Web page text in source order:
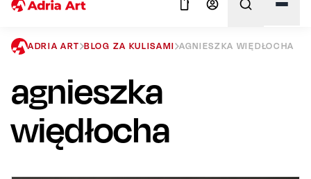
ADRIA ART BLOG ZA KULISAMI AGNIESZKA WIĘDŁOCHA
agnieszka
więdłocha